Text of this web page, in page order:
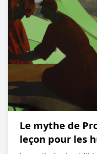
Le mythe de
leçon pour les